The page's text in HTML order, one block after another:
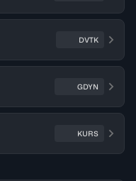
DVTK
GDYN
KURS